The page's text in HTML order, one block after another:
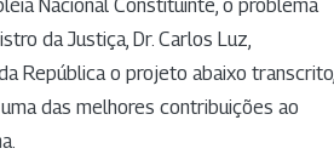
Nacional Constituinte, o problema
da Justiça, Dr. Carlos Luz,
República o projeto abaixo transcrito,
das melhores contribuições ao